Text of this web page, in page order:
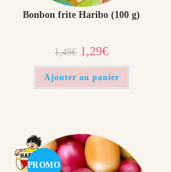
Bonbon frite Haribo (100 g)
1,49€ Le
prix
initial
était :
1,49€.
1,29€Le
prix
actuel
est :
1,29€.
Ajouter au panier
PROMO